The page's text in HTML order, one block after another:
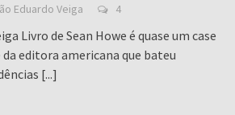
Eduardo Veiga 4
Livro de Sean Howe é quase um case
editora americana que bateu
[...]